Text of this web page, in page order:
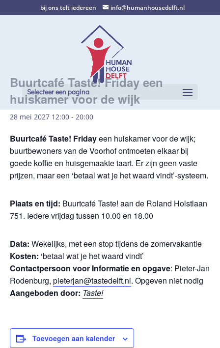
bij ons telt iedereen info@humanhousedelft.nl
Selecteer een pagina
Buurtcafé Taste! Friday een
huiskamer voor de wijk
28 mei 2027 12:00 - 20:00
Buurtcafé Taste! Fridayeen huiskamer voor de wijk;
buurtbewoners van de Voorhof ontmoeten elkaar bij
goede koffie en huisgemaakte taart. Er zijn geen vaste
prijzen, maar een ‘betaal wat je het waard vindt’-systeem.
Plaats en tijd: Buurtcafé Taste! aan de Roland Holstlaan
751. Iedere vrijdag tussen 10.00 en 18.00
Data: Wekelijks, met een stop tijdens de zomervakantie
Kosten: ‘betaal wat je het waard vindt’
Contactpersoon voor Informatie en opgave: Pieter-Jan
Rodenburg, pieterjan@tastedelft.nl. Opgeven niet nodig
Aangeboden door: Taste!
Toevoegen aan kalender